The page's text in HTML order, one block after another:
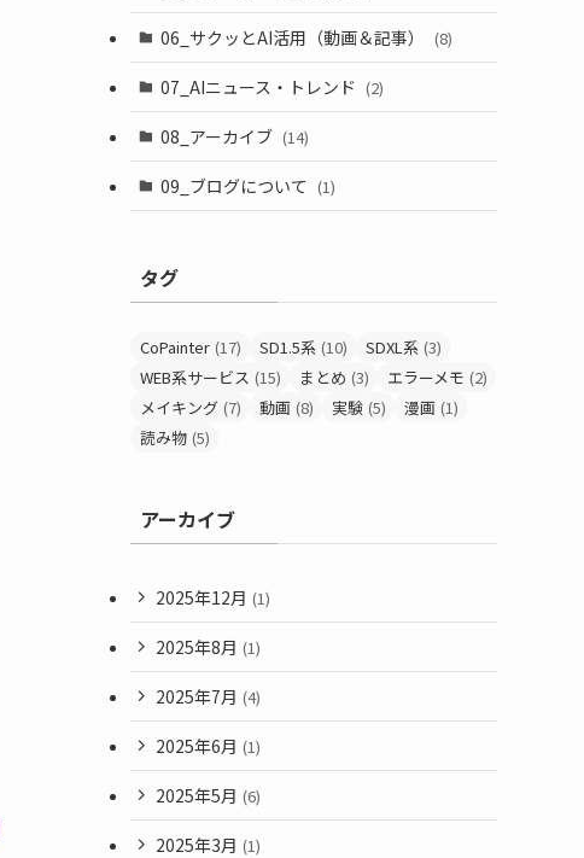
06_サクッとAI活用（動画＆記事） (8)
07_AIニュース・トレンド (2)
08_アーカイブ (14)
09_ブログについて (1)
タグ
CoPainter (17) SD1.5系 (10) SDXL系 (3)
WEB系サービス (15) まとめ (3) エラーメモ (2)
メイキング (7) 動画 (8) 実験 (5) 漫画 (1)
読み物 (5)
アーカイブ
2025年12月 (1)
2025年8月 (1)
2025年7月 (4)
2025年6月 (1)
2025年5月 (6)
2025年3月 (1)